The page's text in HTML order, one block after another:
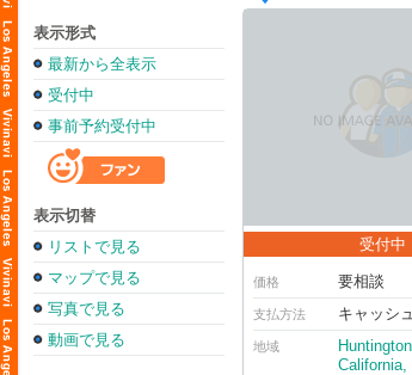
表示形式
最新から全表示
受付中
事前予約受付中
表示切替
リストで見る
マップで見る
写真で見る
動画で見る
受付中
価格 要相談
支払方法 キャッシュ
地域
California,